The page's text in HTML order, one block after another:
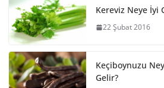
Kereviz Neye İyi
22 Şubat 2016
Keçiboynuzu
Gelir?